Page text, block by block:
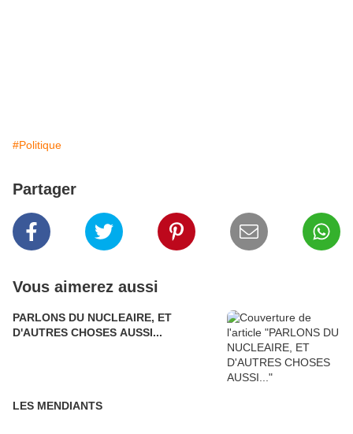
#Politique
Partager
Vous aimerez aussi
PARLONS DU NUCLEAIRE, ET
D'AUTRES CHOSES AUSSI...
LES MENDIANTS